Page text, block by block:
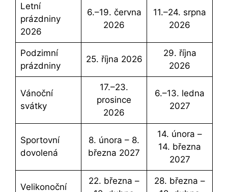
Letní
prázdniny
2026
6.–19. června
2026
11.–24. srpna
2026
Podzimní
prázdniny
25. října 2026
29. října
2026
Vánoční
svátky
17.–23.
prosince
2026
6.–13. ledna
2027
Sportovní
dovolená
8. února – 8.
března 2027
14. února –
14. března
2027
Velikonoční
22. března –
28. března –